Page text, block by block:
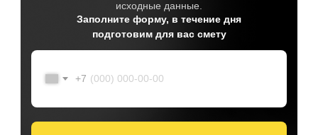
Заполните форму, в течение дня
подготовим для вас смету
исходные данные.
+7